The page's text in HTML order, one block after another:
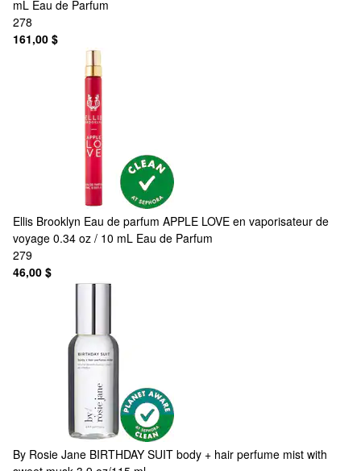
mL Eau de Parfum
278
161,00 $
Ellis Brooklyn Eau de parfum APPLE LOVE en vaporisateur de
voyage 0.34 oz / 10 mL Eau de Parfum
279
46,00 $
By Rosie Jane BIRTHDAY SUIT body + hair perfume mist with